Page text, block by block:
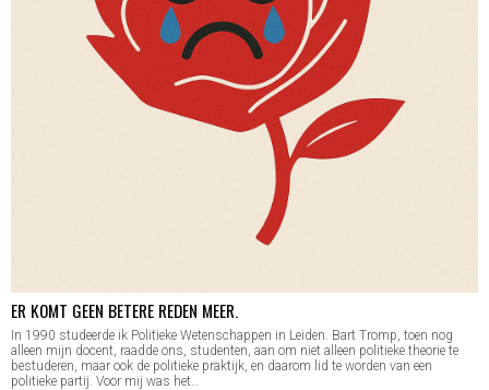
ER KOMT GEEN BETERE REDEN MEER.
In 1990 studeerde ik Politieke Wetenschappen in Leiden. Bart Tromp, toen nog
alleen mijn docent, raadde ons, studenten, aan om niet alleen politieke theorie te
bestuderen, maar ook de politieke praktijk, en daarom lid te worden van een
politieke partij. Voor mij was het…